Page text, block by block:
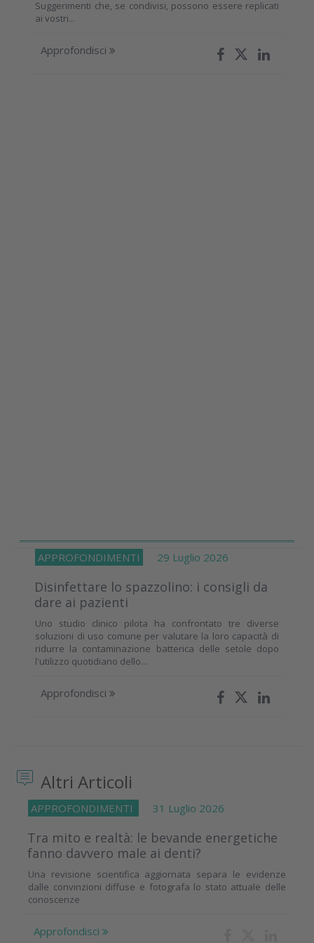
Suggerimenti che, se condivisi, possono essere replicati
ai vostri...
Approfondisci
APPROFONDIMENTI 29 Luglio 2026
Disinfettare lo spazzolino: i consigli da
dare ai pazienti
Uno studio clinico pilota ha confrontato tre diverse
soluzioni di uso comune per valutare la loro capacità di
ridurre la contaminazione batterica delle setole dopo
l'utilizzo quotidiano dello...
Approfondisci
Altri Articoli
APPROFONDIMENTI 31 Luglio 2026
Tra mito e realtà: le bevande energetiche
fanno davvero male ai denti?
Una revisione scientifica aggiornata separa le evidenze
dalle convinzioni diffuse e fotografa lo stato attuale delle
conoscenze
Approfondisci